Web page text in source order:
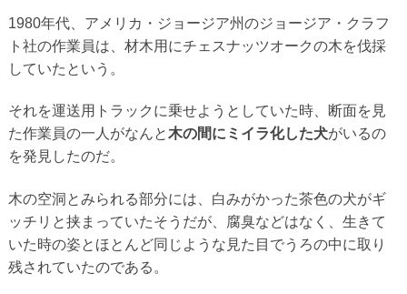
1980年代、アメリカ・ジョージア州のジョージア・クラフ
ト社の作業員は、材木用にチェスナッツオークの木を伐採
していたという。
それを運送用トラックに乗せようとしていた時、断面を見
た作業員の一人がなんと木の間にミイラ化した犬がいるの
を発見したのだ。
木の空洞とみられる部分には、白みがかった茶色の犬がギ
ッチリと挟まっていたそうだが、腐臭などはなく、生きて
いた時の姿とほとんど同じような見た目でうろの中に取り
残されていたのである。